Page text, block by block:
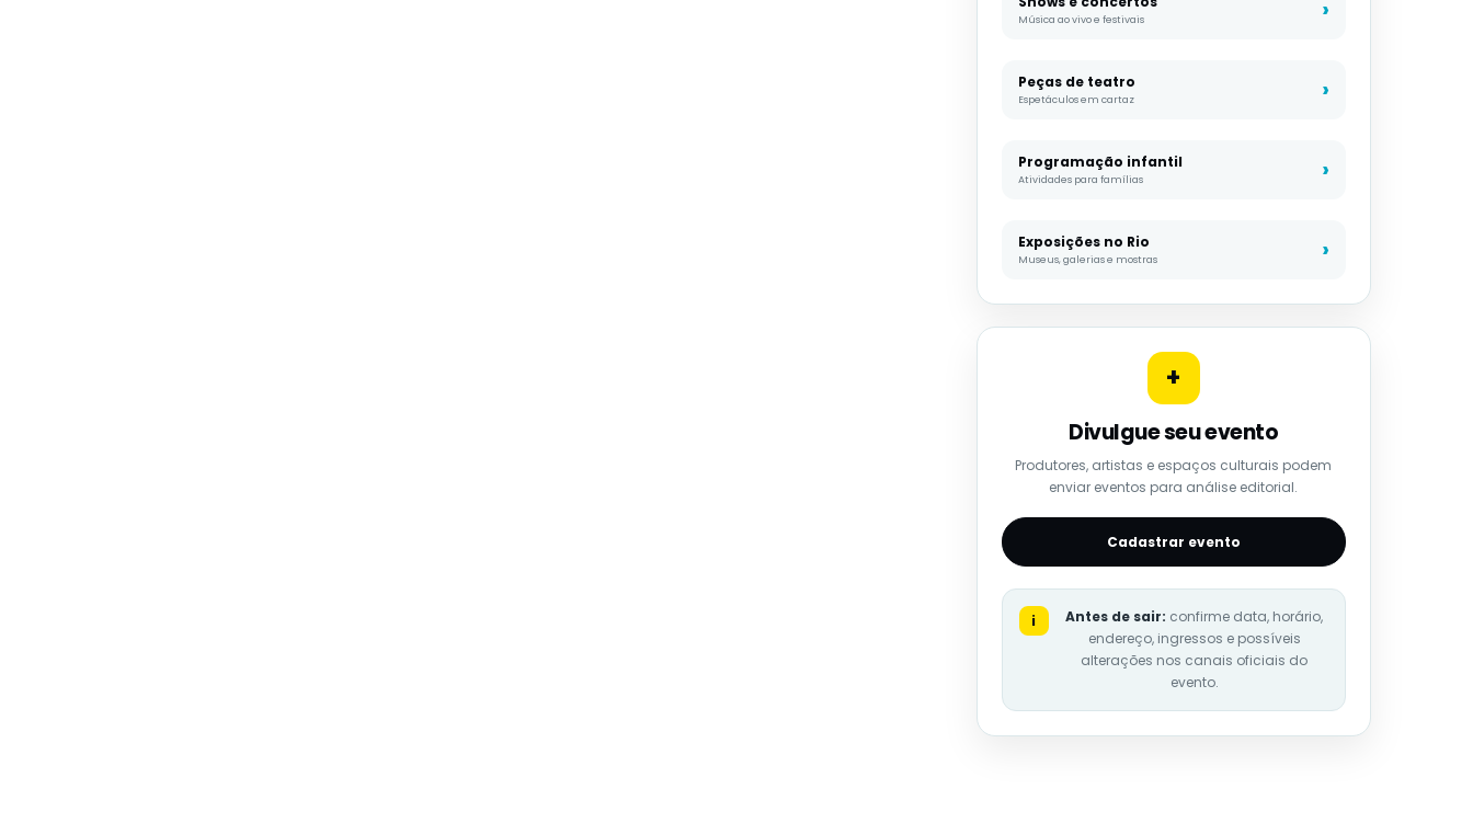
Música ao vivo e festivais
Peças de teatro
Espetáculos em cartaz
Programação infantil
Atividades para famílias
Exposições no Rio
Museus, galerias e mostras
+
Divulgue seu evento
Produtores, artistas e espaços culturais podem
enviar eventos para análise editorial.
Cadastrar evento
i Antes de sair: confirme data, horário,
endereço, ingressos e possíveis
alterações nos canais oficiais do
evento.